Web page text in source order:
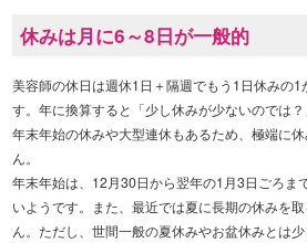
休みは月に6～8日が一般的
美容師の休日は週休1日＋隔週でもう1日休みの
す。年に換算すると「少し休みが少ないのでは？
年末年始の休みや大型連休もあるため、極端に
ん。
年末年始は、12月30日から翌年の1月3日ごろま
いようです。また、最近では夏に長期の休みを
ん。ただし、世間一般の夏休みやお盆休みとは